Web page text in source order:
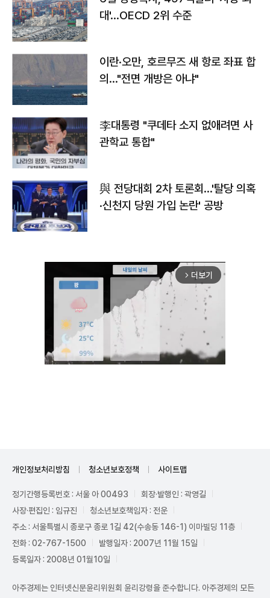
대'…OECD 2위 수준
이란·오만, 호르무즈 새 항로 좌표 합
의…"전면 개방은 아냐"
李대통령 "쿠데타 소지 없애려면 사
관학교 통합"
與 전당대회 2차 토론회…'탈당 의혹
·신천지 당원 가입 논란' 공방
arrow_forward_ios 더보기
개인정보처리방침 청소년보호정책 사이트맵
정기간행등록번호 : 서울 아 00493
회장·발행인 : 곽영길
사장·편집인 : 임규진
청소년보호책임자 : 전운
주소 : 서울특별시 종로구 종로 1길 42(수송동 146-1) 이마빌딩 11층
전화 : 02-767-1500
발행일자 : 2007년 11월 15일
등록일자 : 2008년 01월10일
아주경제는 인터넷신문윤리위원회 윤리강령을 준수합니다. 아주경제의 모든